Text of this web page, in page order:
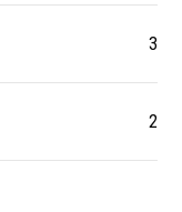
3
2